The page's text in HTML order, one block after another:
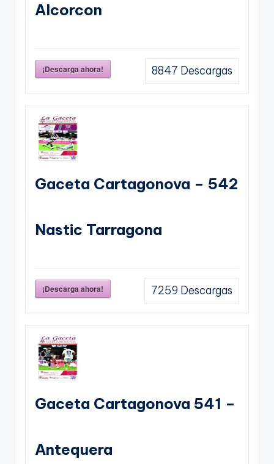
Alcorcon
¡Descarga ahora! 8847 Descargas
Gaceta Cartagonova – 542
Nastic Tarragona
¡Descarga ahora! 7259 Descargas
Gaceta Cartagonova 541 –
Antequera